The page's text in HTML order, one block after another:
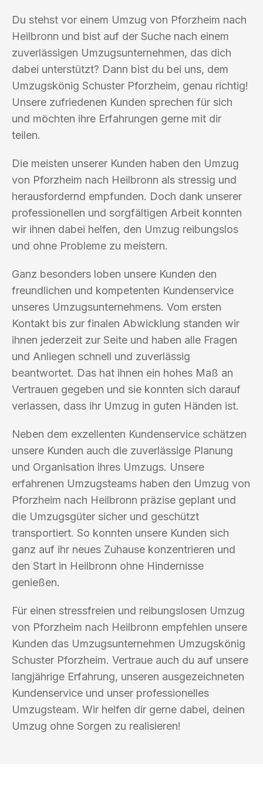
Du stehst vor einem Umzug von Pforzheim nach
Heilbronn und bist auf der Suche nach einem
zuverlässigen Umzugsunternehmen, das dich
dabei unterstützt? Dann bist du bei uns, dem
Umzugskönig Schuster Pforzheim, genau richtig!
Unsere zufriedenen Kunden sprechen für sich
und möchten ihre Erfahrungen gerne mit dir
teilen.
Die meisten unserer Kunden haben den Umzug
von Pforzheim nach Heilbronn als stressig und
herausfordernd empfunden. Doch dank unserer
professionellen und sorgfältigen Arbeit konnten
wir ihnen dabei helfen, den Umzug reibungslos
und ohne Probleme zu meistern.
Ganz besonders loben unsere Kunden den
freundlichen und kompetenten Kundenservice
unseres Umzugsunternehmens. Vom ersten
Kontakt bis zur finalen Abwicklung standen wir
ihnen jederzeit zur Seite und haben alle Fragen
und Anliegen schnell und zuverlässig
beantwortet. Das hat ihnen ein hohes Maß an
Vertrauen gegeben und sie konnten sich darauf
verlassen, dass ihr Umzug in guten Händen ist.
Neben dem exzellenten Kundenservice schätzen
unsere Kunden auch die zuverlässige Planung
und Organisation ihres Umzugs. Unsere
erfahrenen Umzugsteams haben den Umzug von
Pforzheim nach Heilbronn präzise geplant und
die Umzugsgüter sicher und geschützt
transportiert. So konnten unsere Kunden sich
ganz auf ihr neues Zuhause konzentrieren und
den Start in Heilbronn ohne Hindernisse
genießen.
Für einen stressfreien und reibungslosen Umzug
von Pforzheim nach Heilbronn empfehlen unsere
Kunden das Umzugsunternehmen Umzugskönig
Schuster Pforzheim. Vertraue auch du auf unsere
langjährige Erfahrung, unseren ausgezeichneten
Kundenservice und unser professionelles
Umzugsteam. Wir helfen dir gerne dabei, deinen
Umzug ohne Sorgen zu realisieren!